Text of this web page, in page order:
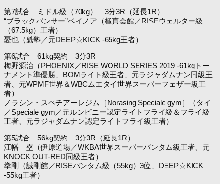
第7試合 ミドル級（70kg） 3分3R（延長1R）
“ブラックパンサー”ベイノア（極真会館／RISEウェルター級
（67.5kg）王者）
憂也（魁塾／元DEEP☆KICK -65kg王者）
第6試合 61kg契約 3分3R
梅野源治（PHOENIX／RISE WORLD SERIES 2019 -61kgトー
ナメント準優勝、BOMライト級王者、元ラジャダムナン同級王
者、元WPMF世界＆WBCムエタイ世界スーパーフェザー級王
者）
ノラシン・スペチアーレジム［Norasing Speciale gym］（タイ
／Speciale gym／元ルンピニー認定ライトフライ級＆フライ級
王者、元ラジャダムナン認定ライトフライ級王者）
第5試合 56kg契約 3分3R（延長1R）
江幡 塁（伊原道場／WKBA世界スーパーバンタム級王者、元
KNOCK OUT-RED同級王者）
拳剛（誠剛館／RISEバンタム級（55kg）3位、DEEP☆KICK
-55kg王者）